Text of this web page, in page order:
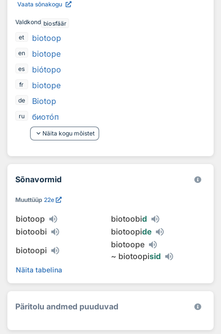
Vaata sõnakogu
Valdkond biosfäär
et
biotoop
en biotope
es biótopo
fr biotope
de Biotop
ru биотоп
keyboard_arrow_down Näita kogu mõistet
Sõnavormid
Muuttüüp 22e
biotoop biotoobid
biotoobi
biotoopide
biotoopi
biotoope
~ biotoopisid
Näita tabelina
Päritolu andmed puuduvad